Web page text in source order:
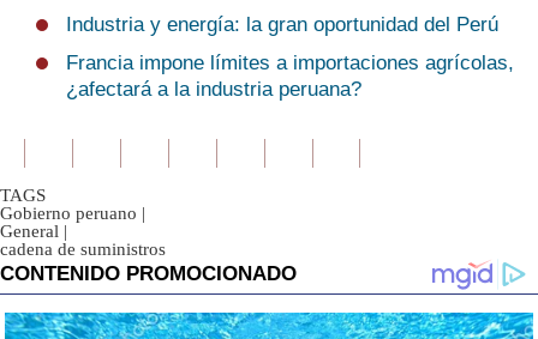
Industria y energía: la gran oportunidad del Perú
Francia impone límites a importaciones agrícolas,
¿afectará a la industria peruana?
TAGS
Gobierno peruano |
General |
cadena de suministros